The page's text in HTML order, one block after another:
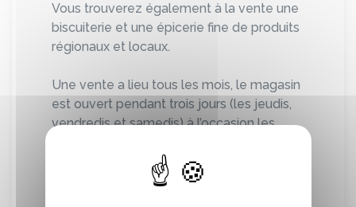
Vous trouverez également à la vente une
biscuiterie et une épicerie fine de produits
régionaux et locaux.
Une vente a lieu tous les mois, le magasin
est ouvert pendant trois jours (les jeudis,
vendredis et samedis) à l’occasion les
commande, acheter nos produits et visiter
l’exploitation (voir calendrier des ventes et